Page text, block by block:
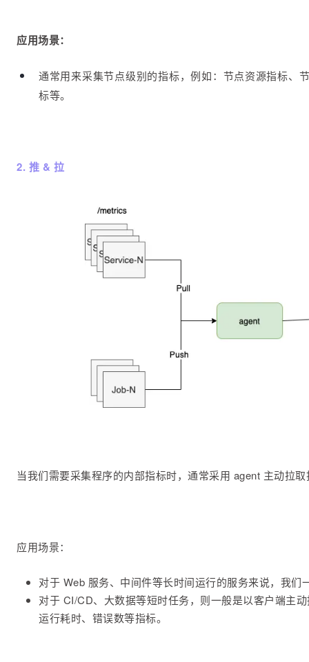
应用场景：
通常用来采集节点级别的指标，例如：节点资源指标、
标等。
2. 推 & 拉
当我们需要采集程序的内部指标时，通常采用 agent 主动拉
应用场景：
对于 Web 服务、中间件等长时间运行的服务来说，我们
对于 CI/CD、大数据等短时任务，则一般是以客户端主
运行耗时、错误数等指标。